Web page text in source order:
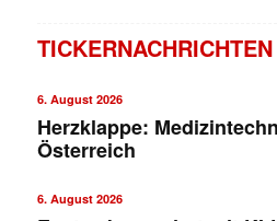
TICKERNACHRICHTEN
6. August 2026
Herzklappe:
Österreich
6. August 2026